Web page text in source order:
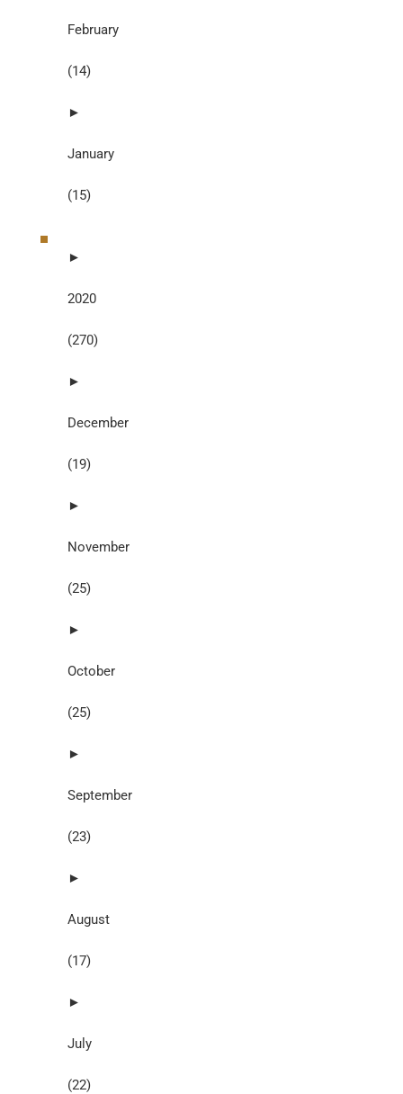
February
(14)
►
January
(15)
►
2020
(270)
►
December
(19)
►
November
(25)
►
October
(25)
►
September
(23)
►
August
(17)
►
July
(22)